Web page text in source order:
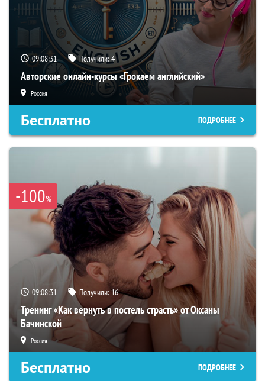
09:08:30 Получили:4
Авторские онлайн-курсы «Грокаем английский»
Россия
Бесплатно ПОДРОБНЕЕ
-100%
09:08:30 Получили:16
Тренинг «Как вернуть в постель страсть» от Оксаны
Бачинской
Россия
Бесплатно ПОДРОБНЕЕ